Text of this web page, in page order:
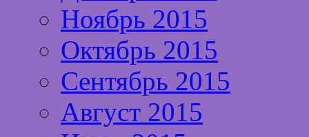
Ноябрь 2015
Октябрь 2015
Сентябрь 2015
Август 2015